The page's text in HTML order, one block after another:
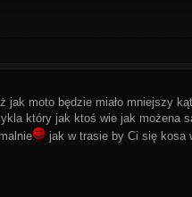
jak moto będzie miało mniejszy
który jak ktoś wie jak możena
jak w trasie by Ci się kosa